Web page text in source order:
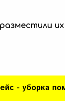
- уборка
их